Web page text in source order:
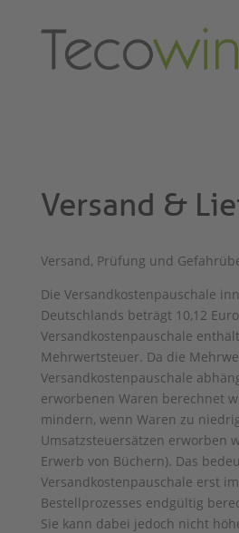
Versand &
Versand, Prüfung und
Die Versandkostenpauschale
Deutschlands beträgt 10,12
Versandkostenpauschale
Mehrwertsteuer. Da die
Versandkostenpauschale
erworbenen Waren berechnet
mindern, wenn Waren zu
Umsatzsteuersätzen erworben
Erwerb von Büchern). Das
Versandkostenpauschale erst
Bestellprozesses endgültig
Sie kann dabei jedoch nicht